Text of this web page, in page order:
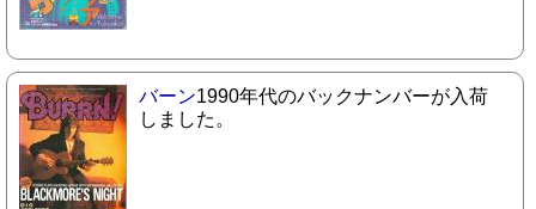
バーン1990年代のバックナンバーが入荷
しました。